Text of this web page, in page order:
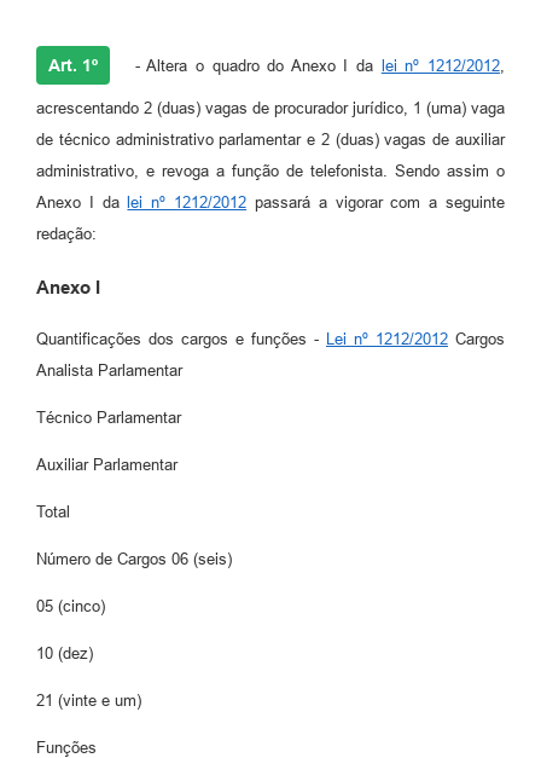
Art. 1º - Altera o quadro do Anexo I da lei nº 1212/2012,
acrescentando 2 (duas) vagas de procurador jurídico, 1 (uma) vaga
de técnico administrativo parlamentar e 2 (duas) vagas de auxiliar
administrativo, e revoga a função de telefonista. Sendo assim o
Anexo I da lei nº 1212/2012 passará a vigorar com a seguinte
redação:
Anexo I
Quantificações dos cargos e funções - Lei nº 1212/2012 Cargos
Analista Parlamentar
Técnico Parlamentar
Auxiliar Parlamentar
Total
Número de Cargos 06 (seis)
05 (cinco)
10 (dez)
21 (vinte e um)
Funções